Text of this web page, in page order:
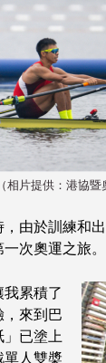
片提供：港協暨
由於訓練和
次奧運之旅。
累積了
，來到巴
已塗上
單人雙槳